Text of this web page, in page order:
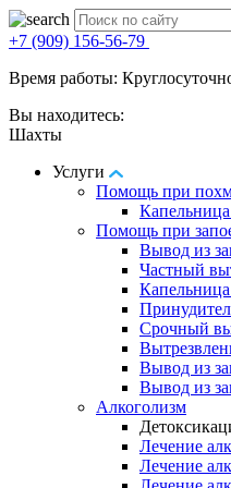
+7 (909) 156-56-79
Время работы:
Вы находитесь:
Шахты
Услуги
Помощь при
Помощь при
Вывод из
Частный
Капельница
Срочный
Вывод из
Вывод из
Алкоголизм
Лечение
Лечение